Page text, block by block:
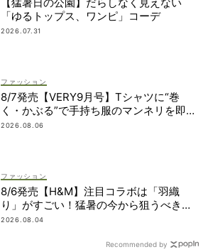
【猛暑日の公園】だらしなく見えない
「ゆるトップス、ワンピ」コーデ
2026.07.31
ファッション
8/7発売【VERY9月号】Tシャツに“巻
く・かぶる”で手持ち服のマンネリを即解
決！
2026.08.06
ファッション
8/6発売【H&M】注目コラボは「羽織
り」がすごい！猛暑の今から狙うべき完
売必至アイテム
2026.08.04
Recommended by